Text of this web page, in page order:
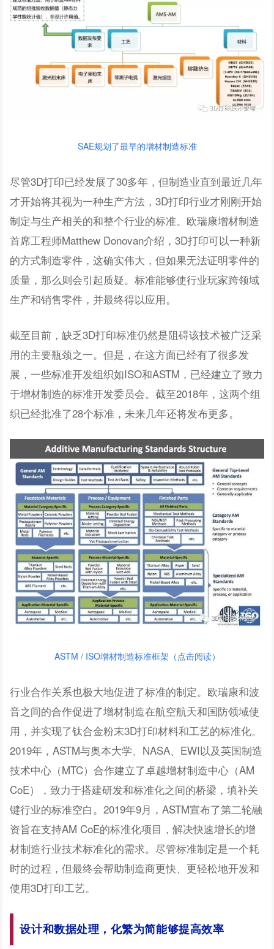
SAE规划了最早的增材制造标准
尽管3D打印已经发展了30多年，但制造业直到最近几年
才开始将其视为一种生产方法，3D打印行业才刚刚开始
制定与生产相关的和整个行业的标准。欧瑞康增材制造
首席工程师Matthew Donovan介绍，3D打印可以一种新
的方式制造零件，这确实伟大，但如果无法证明零件的
质量，那么则会引起质疑。标准能够使行业玩家跨领域
生产和销售零件，并最终得以应用。
截至目前，缺乏3D打印标准仍然是阻碍该技术被广泛采
用的主要瓶颈之一。但是，在这方面已经有了很多发
展，一些标准开发组织如ISO和ASTM，已经建立了致力
于增材制造的标准开发委员会。截至2018年，这两个组
织已经批准了28个标准，未来几年还将发布更多。
ASTM / ISO增材制造标准框架（点击阅读）
行业合作关系也极大地促进了标准的制定。欧瑞康和波
音之间的合作促进了增材制造在航空航天和国防领域使
用，并实现了钛合金粉末3D打印材料和工艺的标准化。
2019年，ASTM与奥本大学、NASA、EWI以及英国制造
技术中心（MTC）合作建立了卓越增材制造中心（AM
CoE），致力于搭建研发和标准化之间的桥梁，填补关
键行业的标准空白。2019年9月，ASTM宣布了第二轮融
资旨在支持AM CoE的标准化项目，解决快速增长的增
材制造行业技术标准化的需求。尽管标准制定是一个耗
时的过程，但最终会帮助制造商更快、更轻松地开发和
使用3D打印工艺。
设计和数据处理，化繁为简能够提高效率